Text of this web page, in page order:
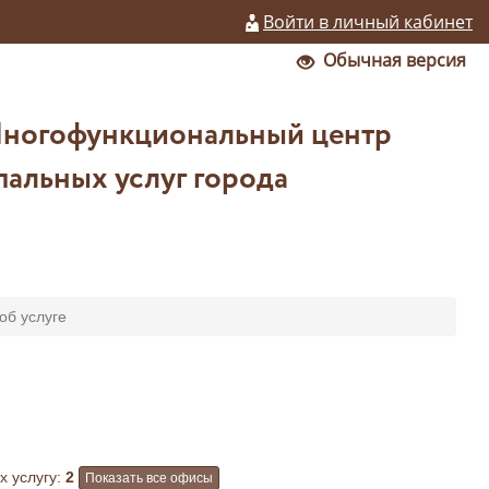
Войти в личный кабинет
Обычная версия
центр
услуг города
услуге
услугу: 2 Показать все офисы